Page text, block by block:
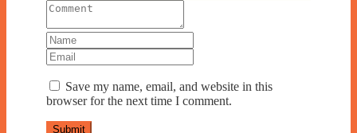
Save my name, email, and website in this
browser for the next time I comment.
Submit